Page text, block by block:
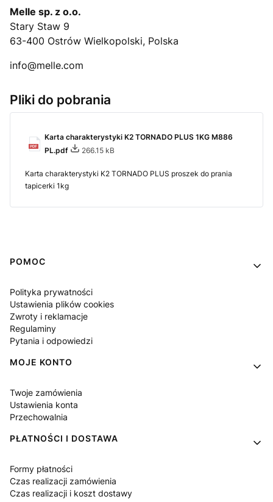
Melle sp. z o.o.
Stary Staw 9
63-400 Ostrów Wielkopolski, Polska
info@melle.com
Pliki do pobrania
Karta charakterystyki K2 TORNADO PLUS 1KG M886
PL.pdf
266.15 kB
Karta charakterystyki K2 TORNADO PLUS proszek do prania
tapicerki 1kg
Linki w stopce
POMOC
Polityka prywatności
Ustawienia plików cookies
Zwroty i reklamacje
Regulaminy
Pytania i odpowiedzi
MOJE KONTO
Twoje zamówienia
Ustawienia konta
Przechowalnia
PŁATNOŚCI I DOSTAWA
Formy płatności
Czas realizacji zamówienia
Czas realizacji i koszt dostawy